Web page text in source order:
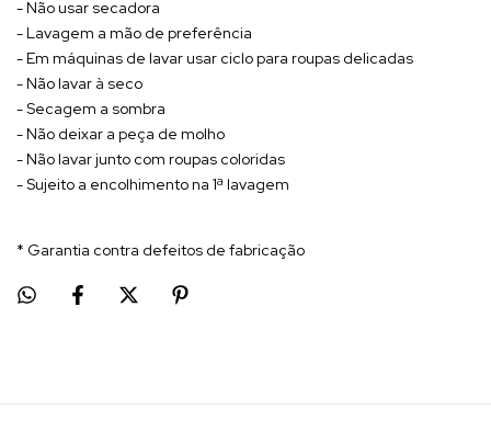
- Não usar secadora
- Lavagem a mão de preferência
- Em máquinas de lavar usar ciclo para roupas delicadas
- Não lavar à seco
- Secagem a sombra
- Não deixar a peça de molho
- Não lavar junto com roupas coloridas
- Sujeito a encolhimento na 1ª lavagem
* Garantia contra defeitos de fabricação